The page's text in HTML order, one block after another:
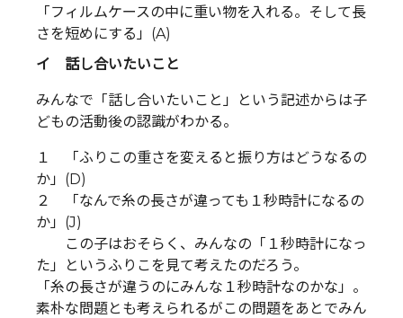
「フィルムケースの中に重い物を入れる。そして長
さを短めにする」(A)
イ 話し合いたいこと
みんなで「話し合いたいこと」という記述からは子
どもの活動後の認識がわかる。
１ 「ふりこの重さを変えると振り方はどうなるの
か」(D)
２ 「なんで糸の長さが違っても１秒時計になるの
か」(J)
この子はおそらく、みんなの「１秒時計になっ
た」というふりこを見て考えたのだろう。
「糸の長さが違うのにみんな１秒時計なのかな」。
素朴な問題とも考えられるがこの問題をあとでみん